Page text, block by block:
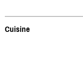
Cuisine